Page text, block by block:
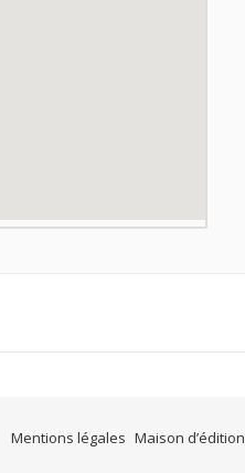
Mentions légales Maison d’édition